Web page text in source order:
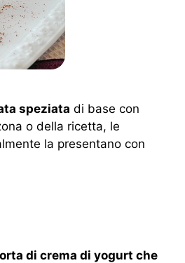
speziata di base con
o della ricetta, le
la presentano con
di crema di yogurt che